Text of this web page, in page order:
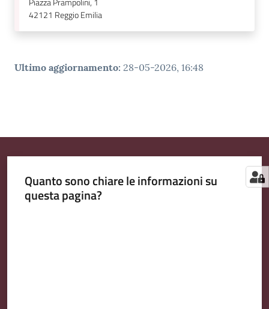
42121 Reggio Emilia
Ultimo aggiornamento: 28-05-2026, 16:48
Quanto sono chiare le informazioni su
questa pagina?